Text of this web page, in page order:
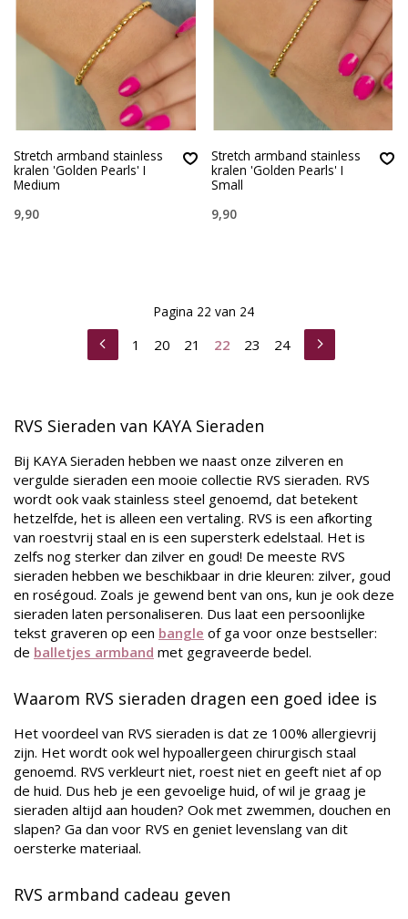
Stretch armband stainless
kralen 'Golden Pearls' I
Medium
9,90
Stretch armband stainless
kralen 'Golden Pearls' I
Small
9,90
1 20 21 22 23 24
Pagina 22 van 24
RVS Sieraden van KAYA Sieraden
Bij KAYA Sieraden hebben we naast onze zilveren en
vergulde sieraden een mooie collectie RVS sieraden. RVS
wordt ook vaak stainless steel genoemd, dat betekent
hetzelfde, het is alleen een vertaling. RVS is een afkorting
van roestvrij staal en is een supersterk edelstaal. Het is
zelfs nog sterker dan zilver en goud! De meeste RVS
sieraden hebben we beschikbaar in drie kleuren: zilver, goud
en roségoud. Zoals je gewend bent van ons, kun je ook deze
sieraden laten personaliseren. Dus laat een persoonlijke
tekst graveren op een bangle of ga voor onze bestseller:
de balletjes armband met gegraveerde bedel.
Waarom RVS sieraden dragen een goed idee is
Het voordeel van RVS sieraden is dat ze 100% allergievrij
zijn. Het wordt ook wel hypoallergeen chirurgisch staal
genoemd. RVS verkleurt niet, roest niet en geeft niet af op
de huid. Dus heb je een gevoelige huid, of wil je graag je
sieraden altijd aan houden? Ook met zwemmen, douchen en
slapen? Ga dan voor RVS en geniet levenslang van dit
oersterke materiaal.
RVS armband cadeau geven